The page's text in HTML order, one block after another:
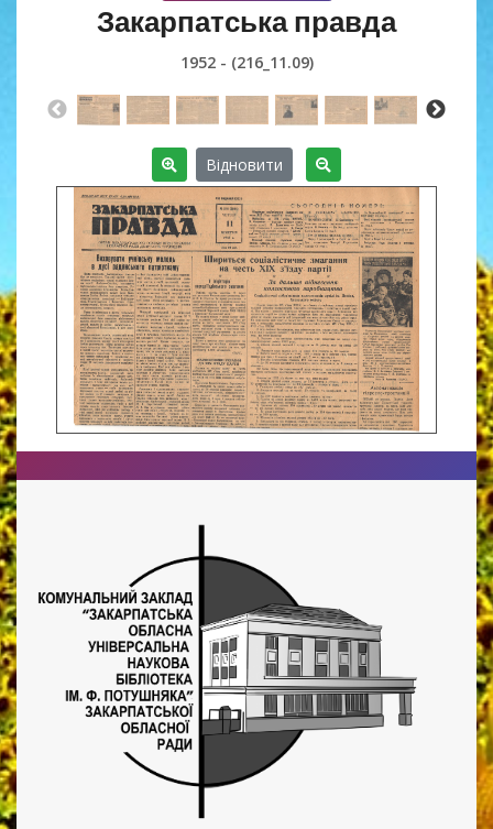
Закарпатська правда
1952 - (216_11.09)
Відновити